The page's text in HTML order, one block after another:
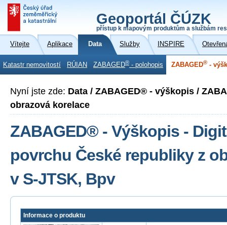
Geoportál ČÚZK
přístup k mapovým produktům a službám
Vítejte Aplikace Data Služby INSPIRE
Katastr nemovitostí RÚIAN ZABAGED® - polohopis ZABAGED® -
Nyní jste zde: Data / ZABAGED® - výškopis /
obrazová korelace
ZABAGED® - Výškopis -
povrchu České republiky z
v S-JTSK, Bpv
Informace o produktu